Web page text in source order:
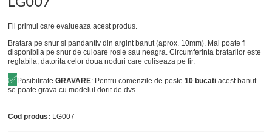
Fii primul care evalueaza acest produs.
Bratara pe snur si pandantiv din argint banut (aprox. 10mm). Mai poate fi
disponibila pe snur de culoare rosie sau neagra. Circumferinta bratarilor este
reglabila, datorita celor doua noduri care culiseaza pe fir.
✅PosibilitateGRAVARE: Pentru comenzile de peste10 bucati acest banut
se poate grava cu modelul dorit de dvs.
Cod produs: LG007